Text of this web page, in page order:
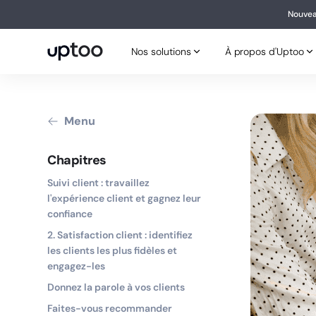
Nos solutions À propos d'Uptoo
Nos solutions À propos d'Uptoo
Menu
Chapitres
Suivi client : travaillez
l'expérience client et gagnez leur
confiance
2. Satisfaction client : identifiez
les clients les plus fidèles et
engagez-les
Donnez la parole à vos clients
Faites-vous recommander